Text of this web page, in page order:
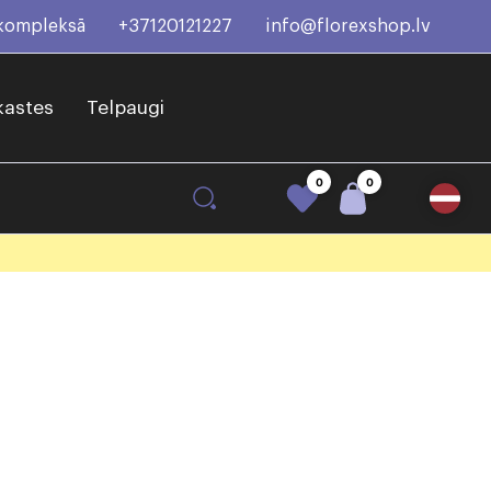
+37120121227 info@florexshop.lv
Telpaugi
0 0